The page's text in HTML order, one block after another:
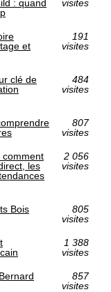
: quand
visites
et
191
visites
clé de
484
visites
807
visites
comment
les
2 056
visites
Bois
805
visites
1 388
visites
857
visites